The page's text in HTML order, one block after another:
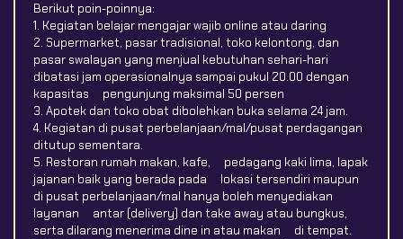
Berikut poin-poinnya:
1. Kegiatan belajar mengajar wajib online atau daring
2. Supermarket, pasar tradisional, toko kelontong, dan
pasar swalayan yang menjual kebutuhan sehari-hari
dibatasi jam operasionalnya sampai pukul 20.00 dengan
kapasitas pengunjung maksimal 50 persen
3. Apotek dan toko obat dibolehkan buka selama 24 jam.
4. Kegiatan di pusat perbelanjaan/mal/pusat perdagangan
ditutup sementara.
5. Restoran rumah makan, kafe, pedagang kaki lima, lapak
jajanan baik yang berada pada lokasi tersendiri maupun
di pusat perbelanjaan/mal hanya boleh menyediakan
layanan antar (delivery) dan take away atau bungkus,
serta dilarang menerima dine in atau makan di tempat.